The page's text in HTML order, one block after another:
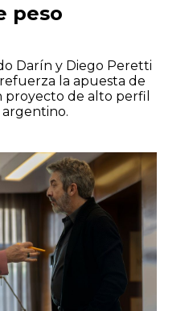
peso
Darín y Diego Peretti
la apuesta de
proyecto de alto perfil